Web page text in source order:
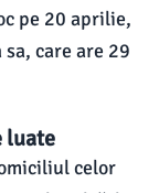
pe 20 aprilie,
care are 29
luate
celor